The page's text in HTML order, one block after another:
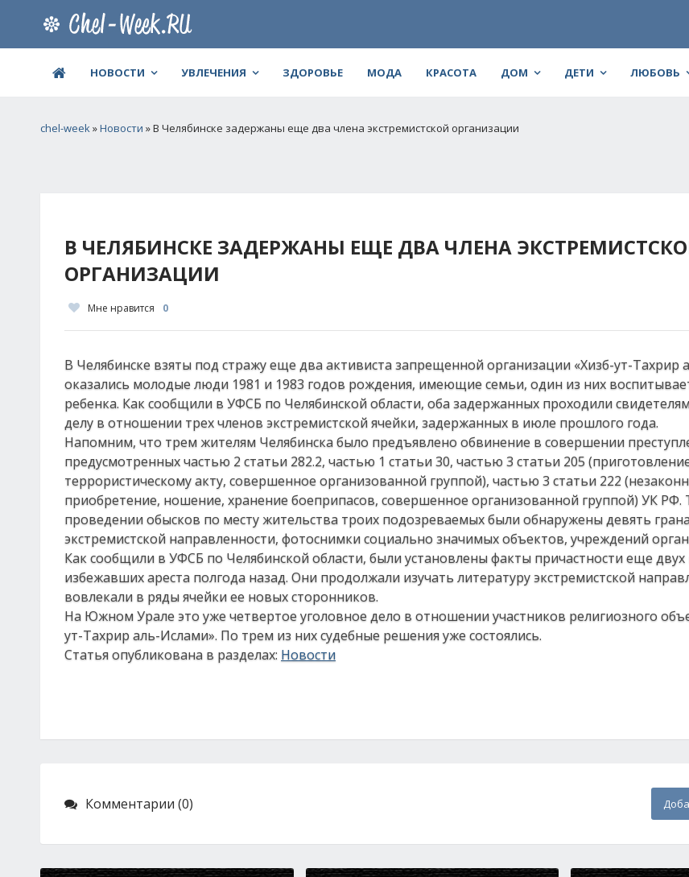
НОВОСТИ УВЛЕЧЕНИЯ ЗДОРОВЬЕ МОДА КРАСОТА ДОМ ДЕТИ ЛЮБОВЬ
chel-week»Новости » В Челябинске задержаны еще два члена экстремистской организации
В ЧЕЛЯБИНСКЕ ЗАДЕРЖАНЫ ЕЩЕ ДВА ЧЛЕНА
ОРГАНИЗАЦИИ
Мне нравится 0
В Челябинске взяты под стражу еще два активиста запрещенной организации «Хизб-ут-
оказались молодые люди 1981 и 1983 годов рождения, имеющие семьи, один из них
ребенка. Как сообщили в УФСБ по Челябинской области, оба задержанных проходили
делу в отношении трех членов экстремистской ячейки, задержанных в июле прошлого года.
Напомним, что трем жителям Челябинска было предъявлено обвинение в совершении
предусмотренных частью 2 статьи 282.2, частью 1 статьи 30, частью 3 статьи 205
террористическому акту, совершенное организованной группой), частью 3 статьи 222
приобретение, ношение, хранение боеприпасов, совершенное организованной группой) УК РФ.
проведении обысков по месту жительства троих подозреваемых были обнаружены девять
экстремистской направленности, фотоснимки социально значимых объектов, учреждений
Как сообщили в УФСБ по Челябинской области, были установлены факты причастности еще двух
избежавших ареста полгода назад. Они продолжали изучать литературу экстремистской
вовлекали в ряды ячейки ее новых сторонников.
На Южном Урале это уже четвертое уголовное дело в отношении участников религиозного
ут-Тахрир аль-Ислами». По трем из них судебные решения уже состоялись.
Статья опубликована в разделах: Новости
Комментарии (0)